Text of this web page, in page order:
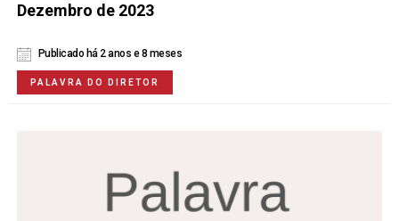
Dezembro de 2023
Publicado há 2 anos e 8 meses
PALAVRA DO DIRETOR